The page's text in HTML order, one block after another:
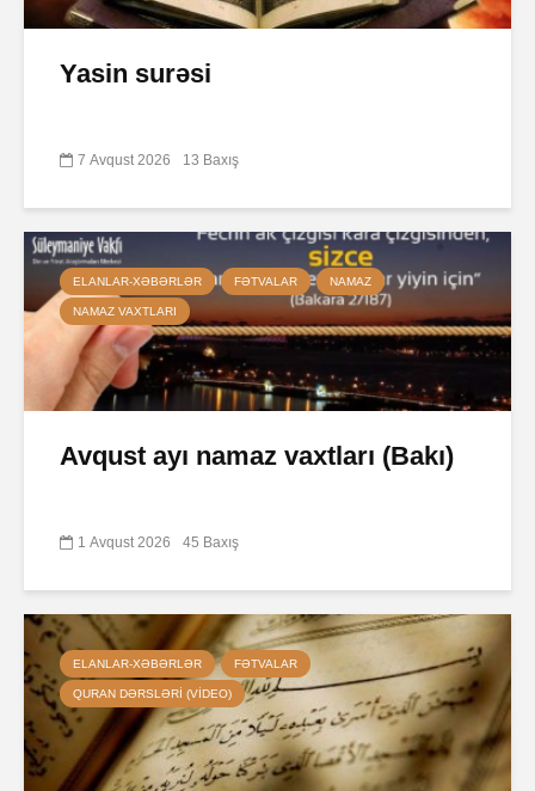
Yasin surəsi
7 Avqust 2026 13 Baxış
ELANLAR-XƏBƏRLƏR FƏTVALAR NAMAZ
NAMAZ VAXTLARI
Avqust ayı namaz vaxtları (Bakı)
1 Avqust 2026 45 Baxış
ELANLAR-XƏBƏRLƏR FƏTVALAR
QURAN DƏRSLƏRI (VIDEO)